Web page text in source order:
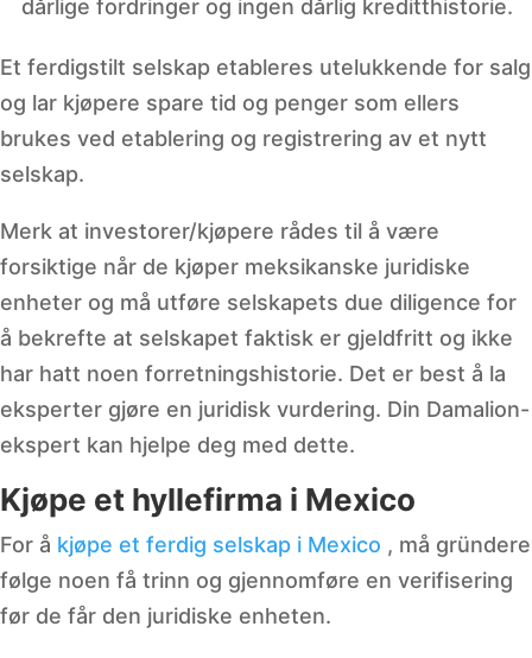
dårlige fordringer og ingen dårlig kreditthistorie.
Et ferdigstilt selskap etableres utelukkende for salg
og lar kjøpere spare tid og penger som ellers
brukes ved etablering og registrering av et nytt
selskap.
Merk at investorer/kjøpere rådes til å være
forsiktige når de kjøper meksikanske juridiske
enheter og må utføre selskapets due diligence for
å bekrefte at selskapet faktisk er gjeldfritt og ikke
har hatt noen forretningshistorie. Det er best å la
eksperter gjøre en juridisk vurdering. Din Damalion-
ekspert kan hjelpe deg med dette.
Kjøpe et hyllefirma i Mexico
For å kjøpe et ferdig selskap i Mexico , må gründere
følge noen få trinn og gjennomføre en verifisering
før de får den juridiske enheten.